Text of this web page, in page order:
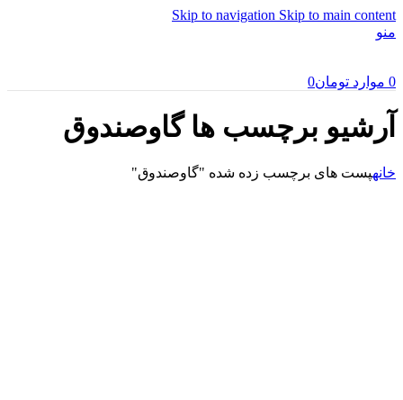
Skip to navigation Skip to main content
منو
0 موارد تومان0
آرشیو برچسب ها گاوصندوق
خانهپست های برچسب زده شده "گاوصندوق"